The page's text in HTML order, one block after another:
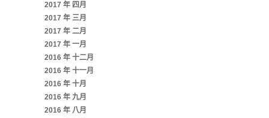
2017 年 四月
2017 年 三月
2017 年 二月
2017 年 一月
2016 年 十二月
2016 年 十一月
2016 年 十月
2016 年 九月
2016 年 八月